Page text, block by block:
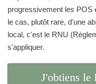
progressivement les POS
le cas, plutôt rare, d'une
local, c'est le RNU
s'appliquer.
J'obtiens le